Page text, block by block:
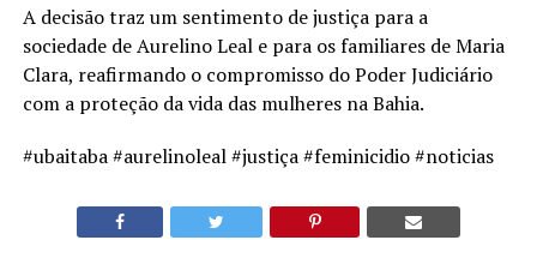
A decisão traz um sentimento de justiça para a
sociedade de Aurelino Leal e para os familiares de Maria
Clara, reafirmando o compromisso do Poder Judiciário
com a proteção da vida das mulheres na Bahia.
#ubaitaba #aurelinoleal #justiça #feminicidio #noticias